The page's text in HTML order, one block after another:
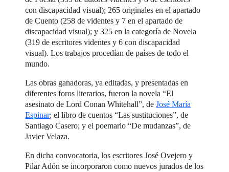
con discapacidad visual); 265 originales en el apartado
de Cuento (258 de videntes y 7 en el apartado de
discapacidad visual); y 325 en la categoría de Novela
(319 de escritores videntes y 6 con discapacidad
visual). Los trabajos procedían de países de todo el
mundo.
Las obras ganadoras, ya editadas, y presentadas en
diferentes foros literarios, fueron la novela “El
asesinato de Lord Conan Whitehall”, deJosé María
Espinar; el libro de cuentos “Las sustituciones”, de
Santiago Casero; y el poemario “De mudanzas”, de
Javier Velaza.
En dicha convocatoria, los escritores José Ovejero y
Pilar Adón se incorporaron como nuevos jurados de los